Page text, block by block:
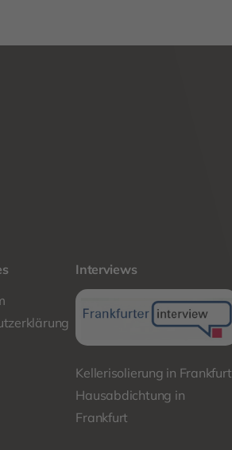
Interviews
Kellerisolierung in Frankfurt
Hausabdichtung in
Frankfurt